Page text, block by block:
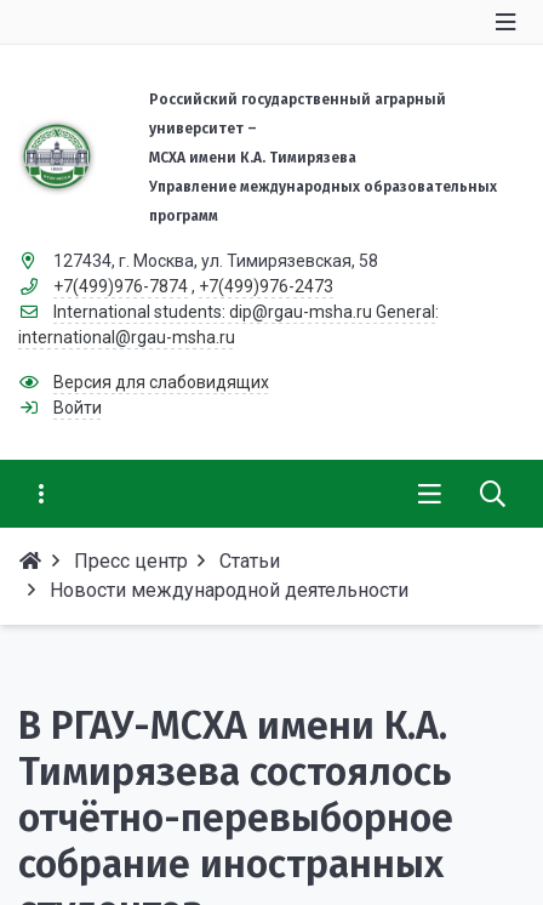
Российский государственный аграрный
университет –
МСХА имени К.А. Тимирязева
Управление международных образовательных
программ
127434, г. Москва, ул. Тимирязевская, 58
+7(499)976-7874 , +7(499)976-2473
International students: dip@rgau-msha.ru General:
international@rgau-msha.ru
Версия для слабовидящих
Войти
Пресс центр
Статьи
Новости международной деятельности
В РГАУ-МСХА имени К.А.
Тимирязева состоялось
отчётно-перевыборное
собрание иностранных